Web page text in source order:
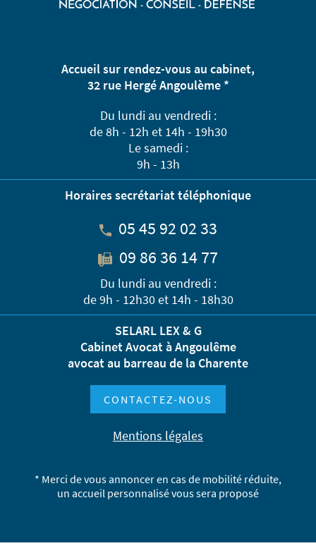
Accueil sur rendez-vous au cabinet,
32 rue Hergé Angoulème *
Du lundi au vendredi :
de 8h - 12h et 14h - 19h30
Le samedi :
9h - 13h
Horaires secrétariat téléphonique
05 45 92 02 33
09 86 36 14 77
Du lundi au vendredi :
de 9h - 12h30 et 14h - 18h30
SELARL LEX & G
Cabinet Avocat à Angoulême
avocat au barreau de la Charente
CONTACTEZ-NOUS
Mentions légales
* Merci de vous annoncer en cas de mobilité réduite,
un accueil personnalisé vous sera proposé